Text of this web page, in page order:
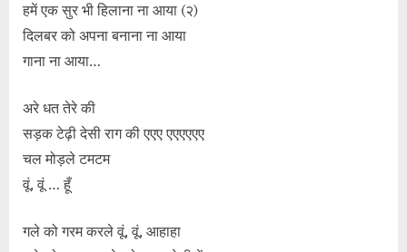
हमें एक सुर भी हिलाना ना आया (२)
दिलबर को अपना बनाना ना आया
गाना ना आया…
अरे धत तेरे की
सड़क टेढ़ी देसी राग की एएए एएएएएए
चल मोड़ले टमटम
वूं, वूं … हूँ
गले को गरम करले वूं, वूं, आहाहा